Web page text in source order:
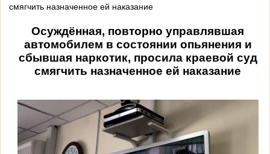
смягчить назначенное ей наказание
Осуждённая, повторно управлявшая
автомобилем в состоянии опьянения и
сбывшая наркотик, просила краевой суд
смягчить назначенное ей наказание